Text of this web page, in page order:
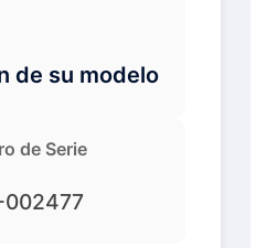
de su modelo
de Serie